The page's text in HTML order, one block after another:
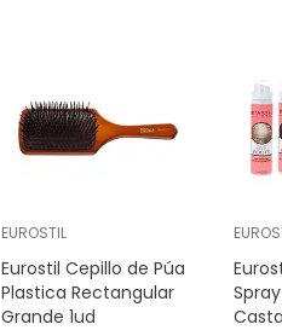
EUROSTIL
Eurostil Cepillo de Púa
Plastica Rectangular
Grande 1ud